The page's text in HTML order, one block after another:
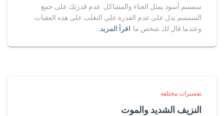
سمسم أسود يمثل العناء والمشاكل. عدم قدرتك على جمع
السمسم يدل على عدم القدرة على التغلب على هذه العقبات.
وعندما قال لك شخص ما اقرأ المزيد…
تفسيرات مختلفة
النزيف الشديد والموت